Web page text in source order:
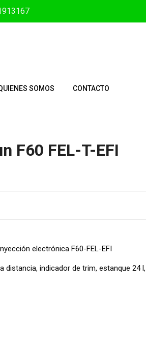
SOMOS CONTACTO
F60 FEL-T-EFI
electrónica F60-FEL-EFI
distancia, indicador de trim, estanque 24